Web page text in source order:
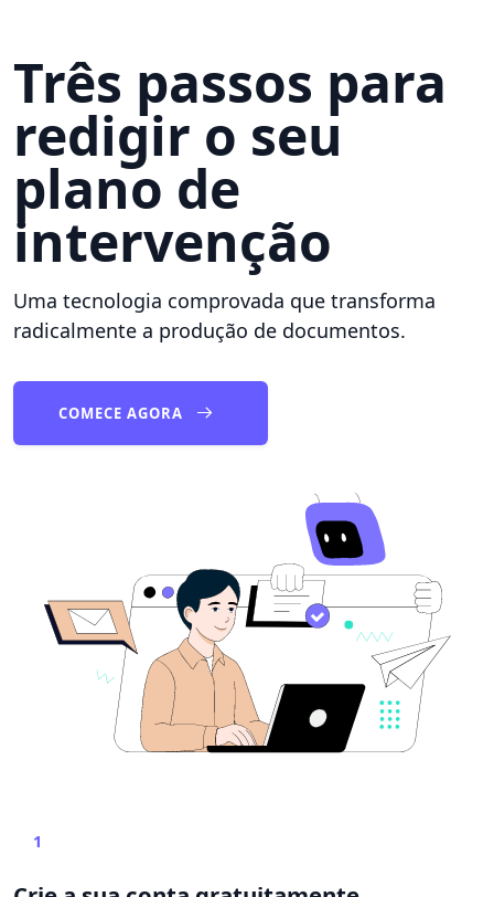
Três passos para
redigir o seu
plano de
intervenção
Uma tecnologia comprovada que transforma
radicalmente a produção de documentos.
COMECE AGORA
1